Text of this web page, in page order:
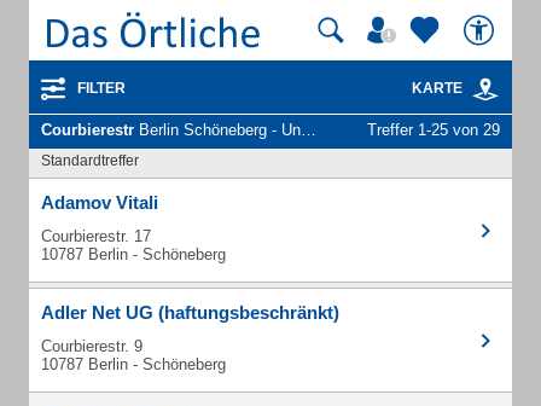
FILTER KARTE
Courbierestr Berlin Schöneberg - Unternehmen und Personen Treffer 1-25 von 29
Standardtreffer
Adamov Vitali
Courbierestr. 17
10787 Berlin - Schöneberg
Adler Net UG (haftungsbeschränkt)
Courbierestr. 9
10787 Berlin - Schöneberg